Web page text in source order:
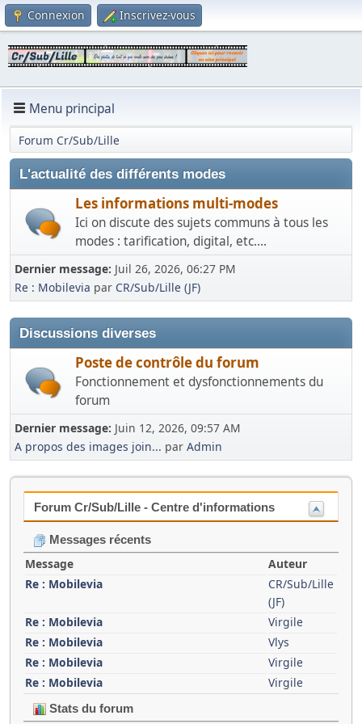
Connexion Inscrivez-vous
Menu principal
Forum Cr/Sub/Lille
L'actualité des différents modes
Les informations multi-modes
Ici on discute des sujets communs à tous les
modes : tarification, digital, etc....
Dernier message: Juil 26, 2026, 06:27 PM
Re : Mobilevia par CR/Sub/Lille (JF)
Discussions diverses
Poste de contrôle du forum
Fonctionnement et dysfonctionnements du
forum
Dernier message: Juin 12, 2026, 09:57 AM
A propos des images join... par Admin
Forum Cr/Sub/Lille - Centre d'informations
Messages récents
Message
Auteur
Re : Mobilevia
CR/Sub/Lille
(JF)
Re : Mobilevia
Virgile
Re : Mobilevia
Vlys
Re : Mobilevia
Virgile
Re : Mobilevia
Virgile
Stats du forum